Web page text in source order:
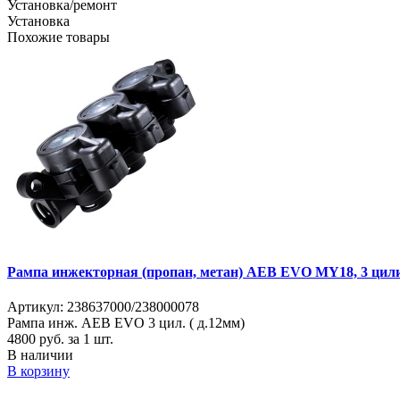
Установка/ремонт
Установка
Похожие товары
Рампа инжекторная (пропан, метан) AEB EVO MY18, 3
Артикул: 238637000/238000078
Рампа инж. AEB EVO 3 цил. ( д.12мм)
4800 руб. за 1 шт.
В наличии
В корзину